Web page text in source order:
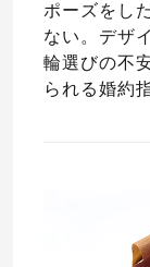
ポーズをし
ない。デザ
輪選びの不
られる婚約